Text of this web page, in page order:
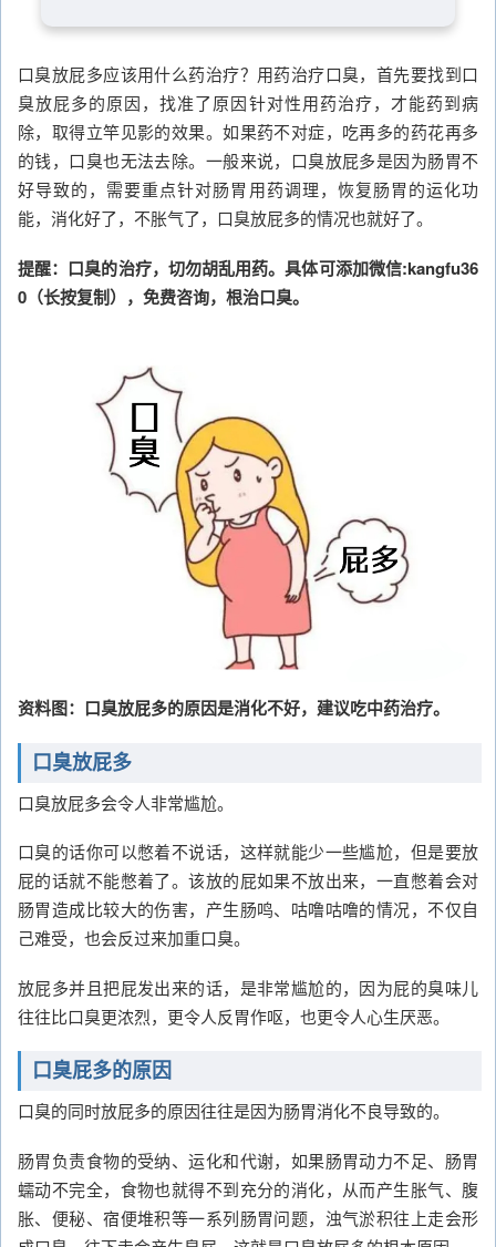
口臭放屁多应该用什么药治疗？用药治疗口臭，首先要找到口
臭放屁多的原因，找准了原因针对性用药治疗，才能药到病
除，取得立竿见影的效果。如果药不对症，吃再多的药花再多
的钱，口臭也无法去除。一般来说，口臭放屁多是因为肠胃不
好导致的，需要重点针对肠胃用药调理，恢复肠胃的运化功
能，消化好了，不胀气了，口臭放屁多的情况也就好了。
提醒：口臭的治疗，切勿胡乱用药。具体可添加微信:kangfu36
0（长按复制），免费咨询，根治口臭。
资料图：口臭放屁多的原因是消化不好，建议吃中药治疗。
口臭放屁多
口臭放屁多会令人非常尴尬。
口臭的话你可以憋着不说话，这样就能少一些尴尬，但是要放
屁的话就不能憋着了。该放的屁如果不放出来，一直憋着会对
肠胃造成比较大的伤害，产生肠鸣、咕噜咕噜的情况，不仅自
己难受，也会反过来加重口臭。
放屁多并且把屁发出来的话，是非常尴尬的，因为屁的臭味儿
往往比口臭更浓烈，更令人反胃作呕，也更令人心生厌恶。
口臭屁多的原因
口臭的同时放屁多的原因往往是因为肠胃消化不良导致的。
肠胃负责食物的受纳、运化和代谢，如果肠胃动力不足、肠胃
蠕动不完全，食物也就得不到充分的消化，从而产生胀气、腹
胀、便秘、宿便堆积等一系列肠胃问题，浊气淤积往上走会形